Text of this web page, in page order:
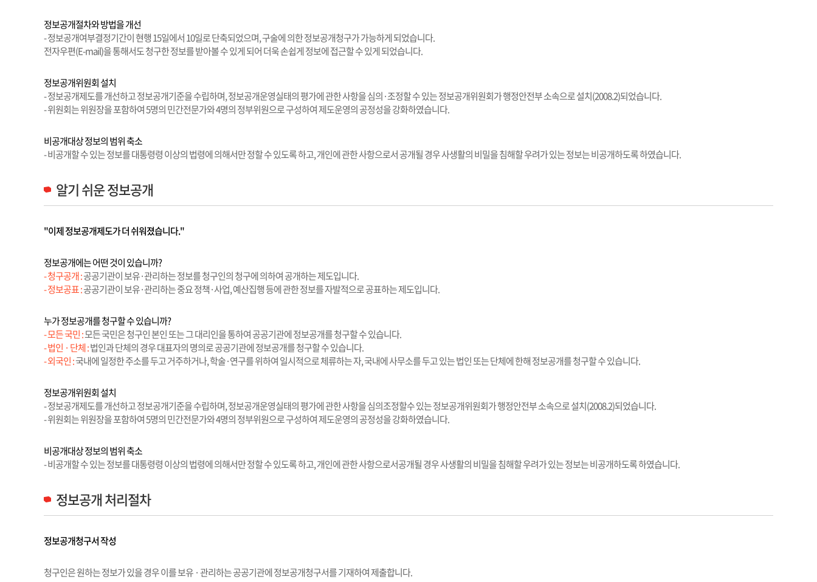
정보공개절차와 방법을 개선
- 정보공개여부결정기간이 현행 15일에서 10일로 단축되었으며, 구술에 의한 정보공개청구가 가능하게 되었습니다.
전자우편(E-mail)을 통해서도 청구한 정보를 받아볼 수 있게 되어 더욱 손쉽게 정보에 접근할 수 있게 되었습니다.
정보공개위원회 설치
- 정보공개제도를 개선하고 정보공개기준을 수립하며, 정보공개운영실태의 평가에 관한 사항을 심의·조정할 수 있는 정보공개위원회가 행정안전부 소속으로 설치(2008.2)되었습니다.
- 위원회는 위원장을 포함하여 5명의 민간전문가와 4명의 정부위원으로 구성하여 제도운영의 공정성을 강화하였습니다.
비공개대상 정보의 범위 축소
- 비공개할 수 있는 정보를 대통령령 이상의 법령에 의해서만 정할 수 있도록 하고, 개인에 관한 사항으로서 공개될 경우 사생활의 비밀을 침해할 우려가 있는 정보는 비공개하도록 하였습니다.
알기 쉬운 정보공개
"이제 정보공개제도가 더 쉬워졌습니다."
정보공개에는 어떤 것이 있습니까?
- 청구공개 :공공기관이 보유·관리하는 정보를 청구인의 청구에 의하여 공개하는 제도입니다.
- 정보공표 :공공기관이 보유·관리하는 중요 정책·사업, 예산집행 등에 관한 정보를 자발적으로 공표하는 제도입니다.
누가 정보공개를 청구할 수 있습니까?
- 모든 국민 :모든 국민은 청구인 본인 또는 그 대리인을 통하여 공공기관에 정보공개를 청구할 수 있습니다.
- 법인 · 단체 :법인과 단체의 경우 대표자의 명의로 공공기관에 정보공개를 청구할 수 있습니다.
- 외국인 :국내에 일정한 주소를 두고 거주하거나, 학술·연구를 위하여 일시적으로 체류하는 자, 국내에 사무소를 두고 있는 법인 또는 단체에 한해 정보공개를 청구할 수 있습니다.
정보공개위원회 설치
- 정보공개제도를 개선하고 정보공개기준을 수립하며, 정보공개운영실태의 평가에 관한 사항을 심의조정할수 있는 정보공개위원회가 행정안전부 소속으로 설치(2008.2)되었습니다.
- 위원회는 위원장을 포함하여 5명의 민간전문가와 4명의 정부위원으로 구성하여 제도운영의 공정성을 강화하였습니다.
비공개대상 정보의 범위 축소
- 비공개할 수 있는 정보를 대통령령 이상의 법령에 의해서만 정할 수 있도록 하고, 개인에 관한 사항으로서공개될 경우 사생활의 비밀을 침해할 우려가 있는 정보는 비공개하도록 하였습니다.
정보공개 처리절차
정보공개청구서 작성
청구인은 원하는 정보가 있을 경우 이를 보유 · 관리하는 공공기관에 정보공개청구서를 기재하여 제출합니다.